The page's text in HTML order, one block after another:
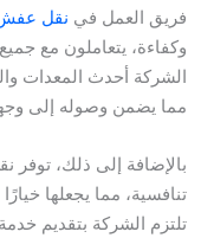
فريق العمل في نقل
وكفاءة، يتعاملون مع
الشركة أحدث المعدات
مما يضمن وصوله إلى
بالإضافة إلى ذلك، توفر
تنافسية، مما يجعلها
تلتزم الشركة بتقديم